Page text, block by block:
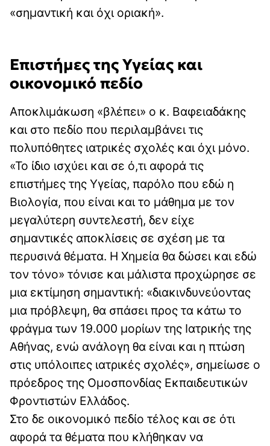
«σημαντική και όχι οριακή».
Επιστήμες της Υγείας και
οικονομικό πεδίο
Αποκλιμάκωση «βλέπει» ο κ. Βαφειαδάκης
και στο πεδίο που περιλαμβάνει τις
πολυπόθητες ιατρικές σχολές και όχι μόνο.
«Το ίδιο ισχύει και σε ό,τι αφορά τις
επιστήμες της Υγείας, παρόλο που εδώ η
Βιολογία, που είναι και το μάθημα με τον
μεγαλύτερη συντελεστή, δεν είχε
σημαντικές αποκλίσεις σε σχέση με τα
περυσινά θέματα. Η Χημεία θα δώσει και εδώ
τον τόνο» τόνισε και μάλιστα προχώρησε σε
μια εκτίμηση σημαντική: «διακινδυνεύοντας
μια πρόβλεψη, θα σπάσει προς τα κάτω το
φράγμα των 19.000 μορίων της Ιατρικής της
Αθήνας, ενώ ανάλογη θα είναι και η πτώση
στις υπόλοιπες ιατρικές σχολές», σημείωσε ο
πρόεδρος της Ομοσπονδίας Εκπαιδευτικών
Φροντιστών Ελλάδος.
Στο δε οικονομικό πεδίο τέλος και σε ότι
αφορά τα θέματα που κλήθηκαν να